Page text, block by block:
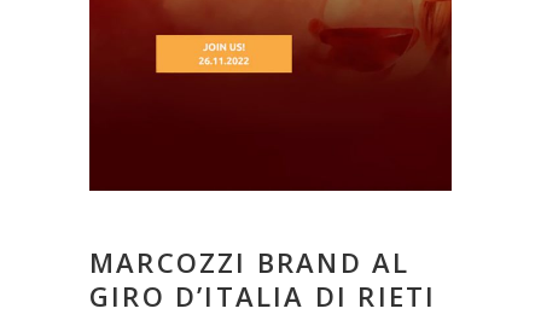
MARCOZZI BRAND AL
GIRO D’ITALIA DI RIETI